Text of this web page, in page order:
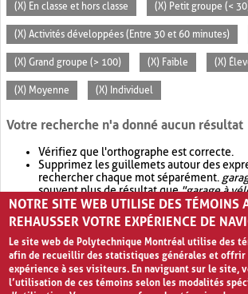
(X) En classe et hors classe (X) Petit groupe (<
(X) Activités développées (Entre 30 et 60 minutes)
(X) Grand groupe (> 100) (X) Faible (X)
(X) Moyenne (X) Individuel
Votre recherche n'a donné aucun résultat
Vérifiez que l'orthographe est correcte.
Supprimez les guillemets autour des
rechercher chaque mot séparément.
souvent plus de résultat que"garage à
Envisagez d'élargir votre recherche avec
retournera souvent plus de résultat que
NOTRE SITE WEB UTILISE DES TÉMOINS
REHAUSSER VOTRE EXPÉRIENCE DE
Le site web de Polytechnique Montréal utilise des
afin de recueillir des statistiques générales et
expérience à ses visiteurs. En naviguant sur le site,
l’utilisation de ces témoins selon les modalités